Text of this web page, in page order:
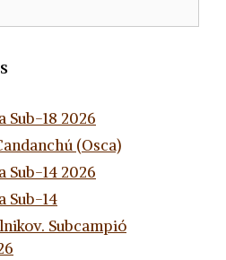
Sub-18 2026
(Osca)
Sub-14 2026
Sub-14
Subcampió